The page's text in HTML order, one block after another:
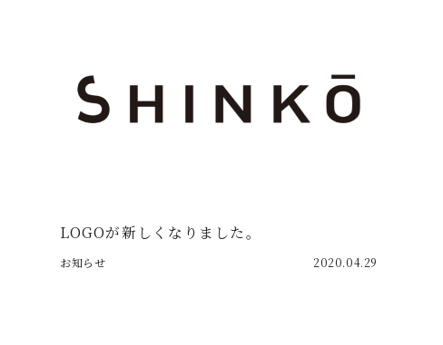
LOGOが新しくなりました。
お知らせ 2020.04.29